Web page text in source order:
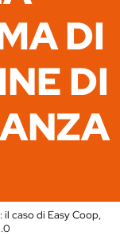
DI
DI
caso di Easy Coop,